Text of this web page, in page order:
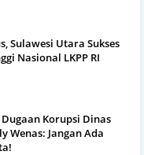
Sulawesi Utara Sukses
Nasional LKPP RI
Korupsi Dinas
Wenas: Jangan Ada